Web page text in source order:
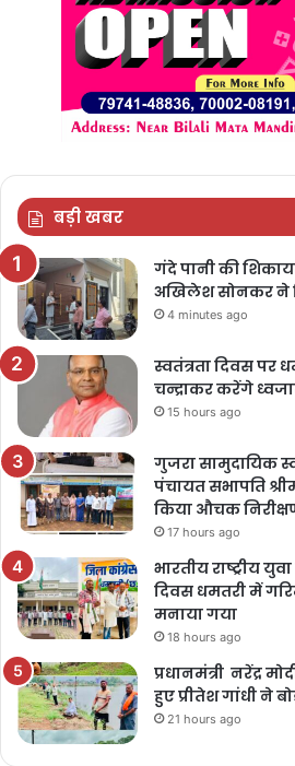
बड़ी खबर
गंदे पानी की
अखिलेश सोनकर ने
4 minutes ago
स्वतंत्रता दिवस पर
चन्द्राकर करेंगे
15 hours ago
गुजरा सामुदायिक
पंचायत सभापति
किया औचक
17 hours ago
भारतीय राष्ट्रीय
दिवस धमतरी में
मनाया गया
18 hours ago
प्रधानमंत्री नरेंद्र
हुए प्रीतेश गांधी ने
21 hours ago